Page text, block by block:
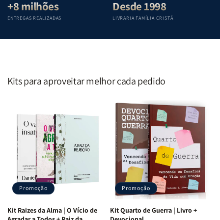
+8 milhões
ENTREGAS REALIZADAS
Desde 1998
LIVRARIA FAMÍLIA CRISTÃ
Kits para aproveitar melhor cada pedido
Promoção
Kit Raizes da Alma | O Vício de
Promoção
Kit Quarto de Guerra | Livro +